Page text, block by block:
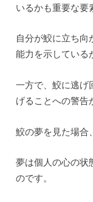
いるかも重要な要
自分が鮫に立ち向
能力を示している
一方で、鮫に逃げ
げることへの警告
鮫の夢を見た場合
夢は個人の心の状
のです。